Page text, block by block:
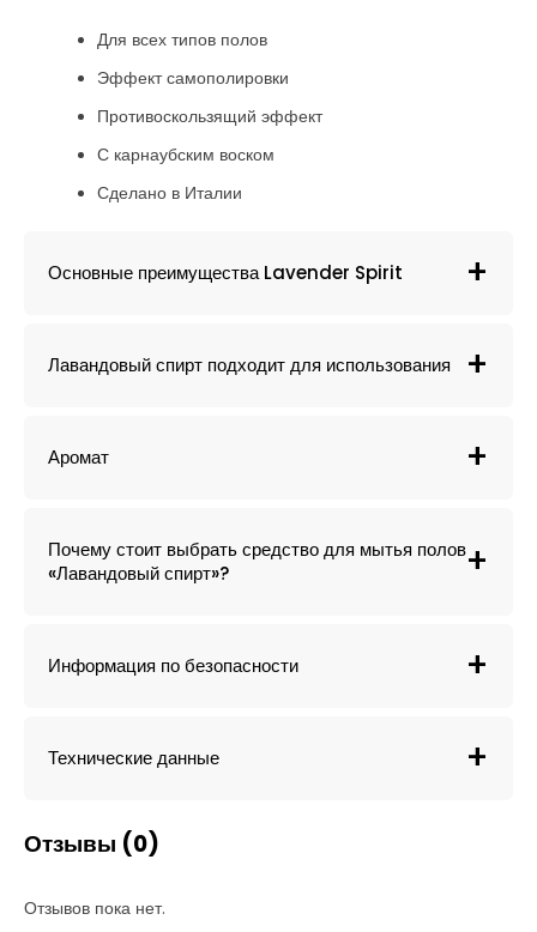
Для всех типов полов
Эффект самополировки
Противоскользящий эффект
С карнаубским воском
Сделано в Италии
Основные преимущества Lavender Spirit
Лавандовый спирт подходит для использования
Аромат
Почему стоит выбрать средство для мытья полов
«Лавандовый спирт»?
Информация по безопасности
Технические данные
Отзывы (0)
Отзывов пока нет.